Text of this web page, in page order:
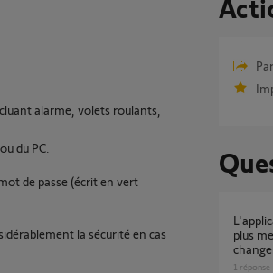
alarme, volets roulants,
du PC.
de passe (écrit en vert
la sécurité en cas
L'application Somfy protection ne reconnaît
plus
1 réponse